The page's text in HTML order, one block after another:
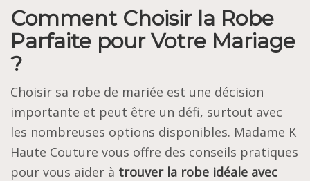
Comment Choisir la Robe
Parfaite pour Votre Mariage
?
Choisir sa robe de mariée est une décision
importante et peut être un défi, surtout avec
les nombreuses options disponibles. Madame K
Haute Couture vous offre des conseils pratiques
pour vous aider à trouver la robe idéale avec